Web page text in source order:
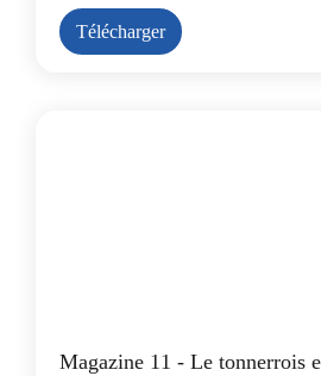
Télécharger
Magazine 11 - Le tonnerrois